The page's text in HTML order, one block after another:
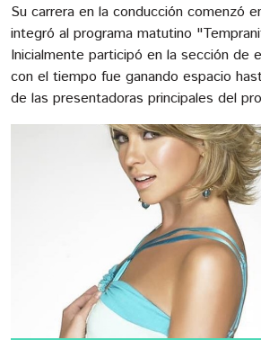
Su carrera en la conducción comenzó
integró al programa matutino
Inicialmente participó en la sección de
con el tiempo fue ganando espacio
de las presentadoras principales del